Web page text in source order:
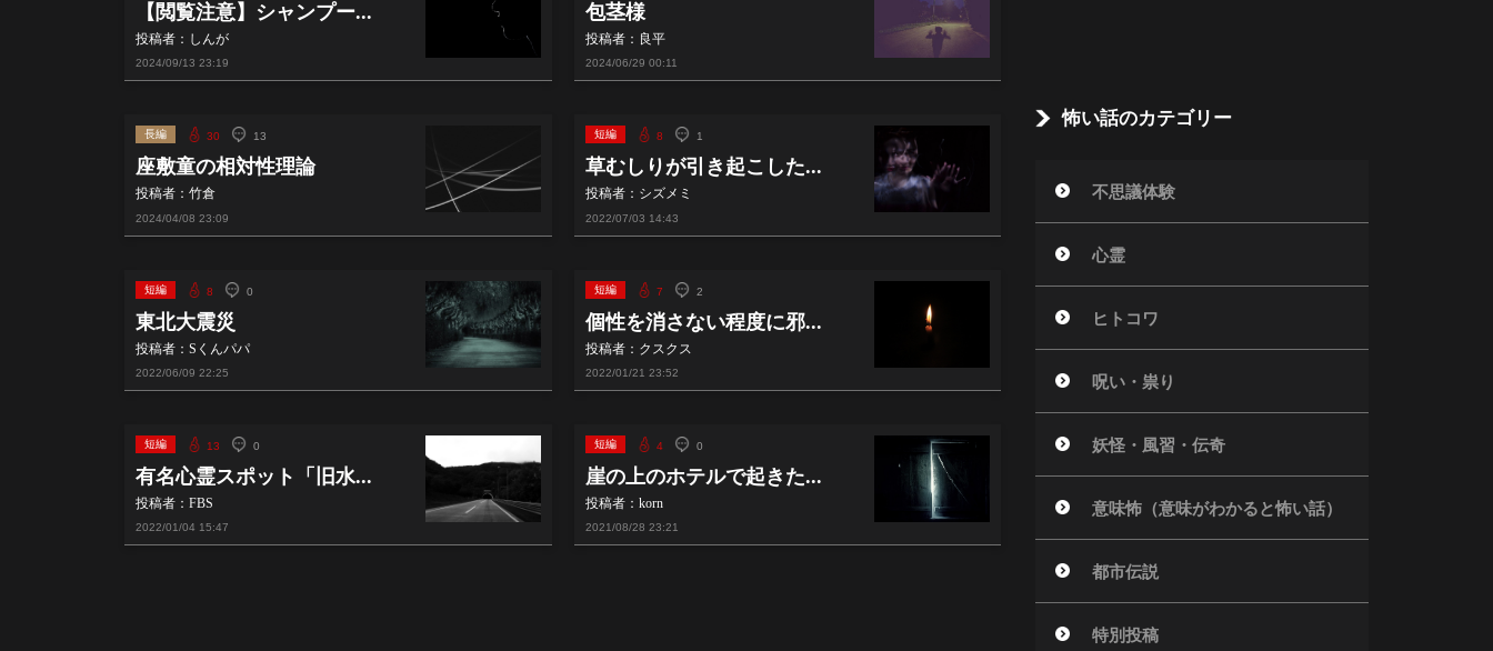
怖い話のカテゴリー
不思議体験
心霊
ヒトコワ
呪い・祟り
妖怪・風習・伝奇
意味怖（意味がわかると怖い話）
都市伝説
特別投稿
【閲覧注意】シャンプー...
投稿者：しんが
2024/09/13 23:19
包茎様
投稿者：良平
2024/06/29 00:11
長編 30 13
座敷童の相対性理論
投稿者：竹倉
2024/04/08 23:09
短編 8 1
草むしりが引き起こした...
投稿者：シズメミ
2022/07/03 14:43
短編 8 0
東北大震災
投稿者：Sくんパパ
2022/06/09 22:25
短編 7 2
個性を消さない程度に邪...
投稿者：クスクス
2022/01/21 23:52
短編 13 0
有名心霊スポット「旧水...
投稿者：FBS
2022/01/04 15:47
短編 4 0
崖の上のホテルで起きた...
投稿者：korn
2021/08/28 23:21